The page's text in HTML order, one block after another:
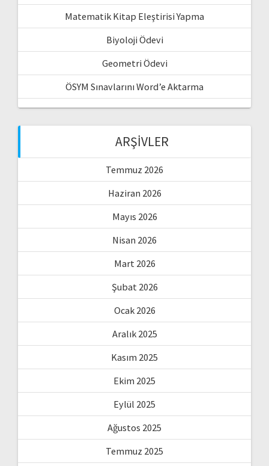
Matematik Kitap Eleştirisi Yapma
Biyoloji Ödevi
Geometri Ödevi
ÖSYM Sınavlarını Word’e Aktarma
ARŞIVLER
Temmuz 2026
Haziran 2026
Mayıs 2026
Nisan 2026
Mart 2026
Şubat 2026
Ocak 2026
Aralık 2025
Kasım 2025
Ekim 2025
Eylül 2025
Ağustos 2025
Temmuz 2025